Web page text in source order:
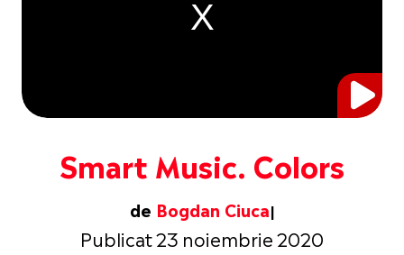
Smart Music. Colors
de Bogdan Ciuca
Publicat 23 noiembrie 2020